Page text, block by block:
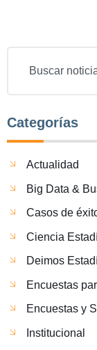
Categorías
Actualidad
Big Data &
Casos de
Ciencia
Deimos
Encuestas
Encuestas y
Institucional